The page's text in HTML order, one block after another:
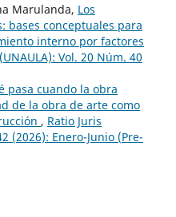
Marulanda, Los
bases conceptuales para
interno por factores
Vol. 20 Núm. 40
pasa cuando la obra
de la obra de arte como
, Ratio Juris
(2026): Enero-Junio (Pre-